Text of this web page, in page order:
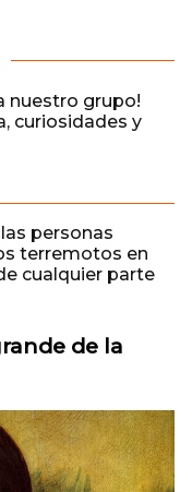
nuestro grupo!
curiosidades y
personas
terremotos en
cualquier parte
de la